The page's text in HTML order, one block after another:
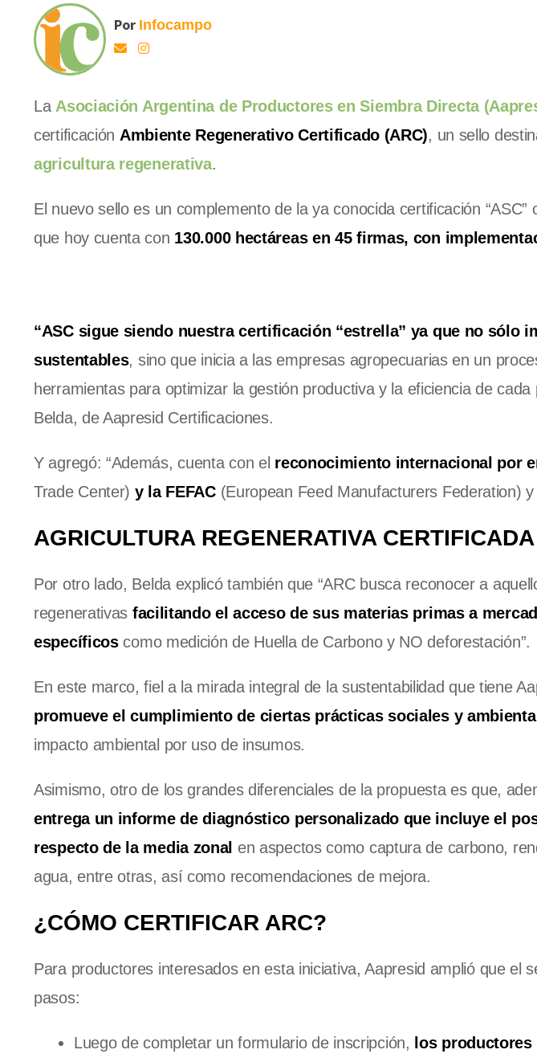
Por Infocampo
La Asociación Argentina de Productores en Siembra Directa
certificación Ambiente Regenerativo Certificado (ARC), un sello
agricultura regenerativa.
El nuevo sello es un complemento de la ya conocida certificación
que hoy cuenta con 130.000 hectáreas en 45 firmas, con
“ASC sigue siendo nuestra certificación “estrella” ya que no sólo
sustentables, sino que inicia a las empresas agropecuarias en un
herramientas para optimizar la gestión productiva y la eficiencia de
Belda, de Aapresid Certificaciones.
Y agregó: “Además, cuenta con el reconocimiento internacional por
Trade Center) y la FEFAC(European Feed Manufacturers Federation)
AGRICULTURA REGENERATIVA CERTIFICADA
Por otro lado, Belda explicó también que “ARC busca reconocer a
regenerativas facilitando el acceso de sus materias primas a
específicoscomo medición de Huella de Carbono y NO deforestación”.
En este marco, fiel a la mirada integral de la sustentabilidad que tiene
promueve el cumplimiento de ciertas prácticas sociales y
impacto ambiental por uso de insumos.
Asimismo, otro de los grandes diferenciales de la propuesta es que,
entrega un informe de diagnóstico personalizado que incluye el
respecto de la media zonal en aspectos como captura de carbono,
agua, entre otras, así como recomendaciones de mejora.
¿CÓMO CERTIFICAR ARC?
Para productores interesados en esta iniciativa, Aapresid amplió que el
pasos:
Luego de completar un formulario de inscripción, los